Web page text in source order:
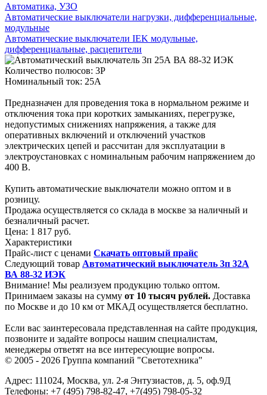
Автоматика, УЗО
Автоматические выключатели нагрузки, дифференциальные,
модульные
Автоматические выключатели IEK модульные,
дифференциальные, расцепители
Количество полюсов: 3P
Номинальный ток: 25А
Предназначен для проведения тока в нормальном режиме и
отключения тока при коротких замыканиях, перегрузке,
недопустимых снижениях напряжения, а также для
оперативных включений и отключений участков
электрических цепей и рассчитан для эксплуатации в
электроустановках с номинальным рабочим напряжением до
400 В.
Купить автоматические выключатели можно оптом и в
розницу.
Продажа осуществляется со склада в москве за наличный и
безналичный расчет.
Цена: 1 817 руб.
Характеристики
Прайс-лист с ценами Скачать оптовый прайс
Следующий товар Автоматический выключатель 3п 32А
ВА 88-32 ИЭК
Внимание! Мы реализуем продукцию только оптом.
Принимаем заказы на сумму от 10 тысяч рублей. Доставка
по Москве и до 10 км от МКАД осуществляется бесплатно.
Если вас заинтересовала представленная на сайте продукция,
позвоните и задайте вопросы нашим специалистам,
менеджеры ответят на все интересующие вопросы.
© 2005 - 2026 Группа компаний "Светотехника"
Адрес: 111024, Москва, ул. 2-я Энтузиастов, д. 5, оф.9Д
Телефоны: +7 (495) 798-82-47, +7(495) 798-05-32